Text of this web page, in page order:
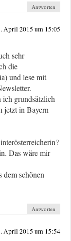
Antworten
April 2015 um 15:05
sehr
die
und lese mit
grundsätzlich
jetzt in Bayern
Das wäre mir
dem schönen
Antworten
April 2015 um 15:54